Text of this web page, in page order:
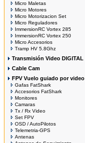
Micro Maletas
Micro Motores
Micro Motorizacion Set
Micro Reguladores
ImmersionRC Vortex 285
ImmersionRC Vortex 250
Micro Accesorios
Tramp HV 5.8Ghz
Transmisión Video DIGITAL
Cable Cam
FPV Vuelo guiado por video
Gafas FatShark
Accesorios FatShark
Monitores
Camaras
Tx / Rx Video
Set FPV
OSD / AutoPilotos
Telemetria-GPS
Antenas